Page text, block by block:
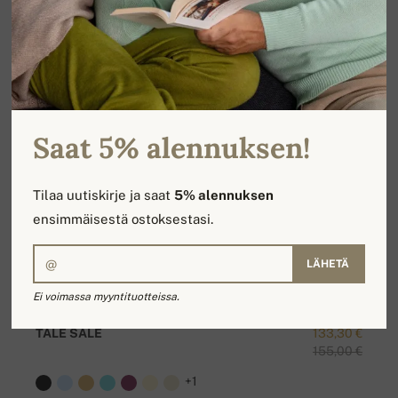
133,30 €
155,00 €
TALE SALE
+1
Saat 5% alennuksen!
Tilaa uutiskirje ja saat5% alennuksen
ensimmäisestä ostoksestasi.
LÄHETÄ
Ei voimassa myyntituotteissa.